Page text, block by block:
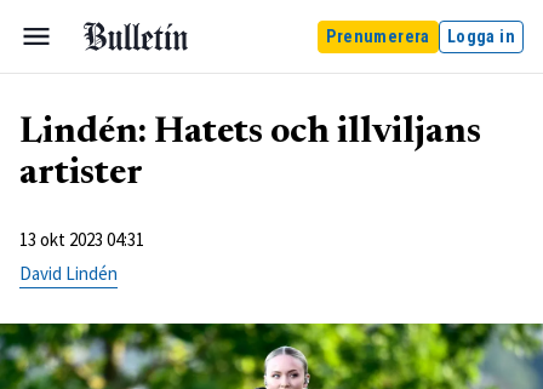
Prenumerera Logga in
Lindén: Hatets och illviljans
artister
13 okt 2023 04:31
David Lindén